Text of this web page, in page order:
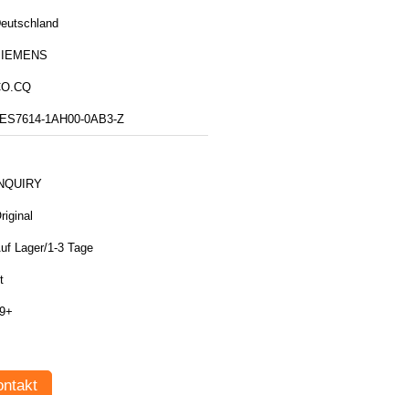
1AH00-0AB3-Z
Lager/1-3 Tage